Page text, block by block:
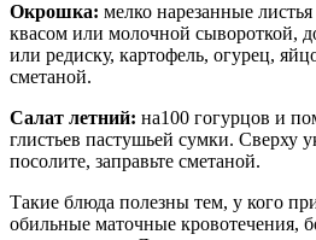
Окрошка: мелко нарезанные
квасом или молочной сывороткой,
или редиску, картофель, огурец,
сметаной.
Салат летний: на100 гогурцов и
глистьев пастушьей сумки. Сверху
посолите, заправьте сметаной.
Такие блюда полезны тем, у кого
обильные маточные кровотечения,